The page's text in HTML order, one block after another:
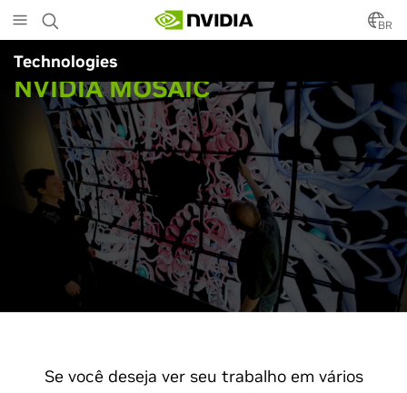
to
main
content
BR
Technologies
NVIDIA MOSAIC
Se você deseja ver seu trabalho em vários